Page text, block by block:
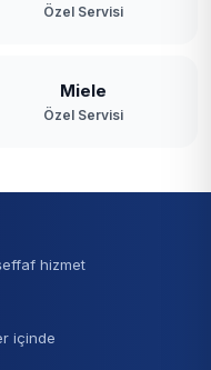
Özel Servisi
Miele
Özel Servisi
hizmet
içinde